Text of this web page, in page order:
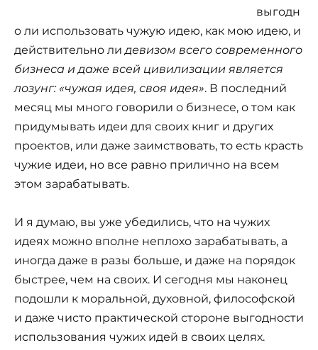
выгодн
о ли использовать чужую идею, как мою идею, и
действительно ли девизом всего современного
бизнеса и даже всей цивилизации является
лозунг: «чужая идея, своя идея». В последний
месяц мы много говорили о бизнесе, о том как
придумывать идеи для своих книг и других
проектов, или даже заимствовать, то есть красть
чужие идеи, но все равно прилично на всем
этом зарабатывать.
И я думаю, вы уже убедились, что на чужих
идеях можно вполне неплохо зарабатывать, а
иногда даже в разы больше, и даже на порядок
быстрее, чем на своих. И сегодня мы наконец
подошли к моральной, духовной, философской
и даже чисто практической стороне выгодности
использования чужих идей в своих целях.